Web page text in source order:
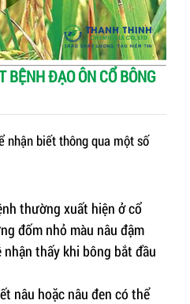
BỆNH ĐẠO ÔN CỔ BÔNG
nhận biết thông qua một số
thường xuất hiện ở cổ
đốm nhỏ màu nâu đậm
thấy khi bông bắt đầu
nâu hoặc nâu đen có thể